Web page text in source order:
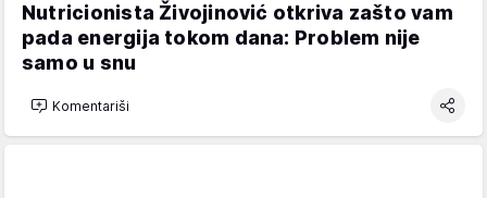
Nutricionista Živojinović otkriva zašto vam
pada energija tokom dana: Problem nije
samo u snu
Komentariši